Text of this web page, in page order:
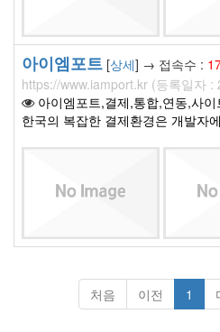
아이엠포트 [상세] → 접속수 :
https://www.iamport.kr (등록일자 :
아이엠포트,결제,통합,연동,사이
한국의 복잡한 결제환경은 개발자
처음 이전 1